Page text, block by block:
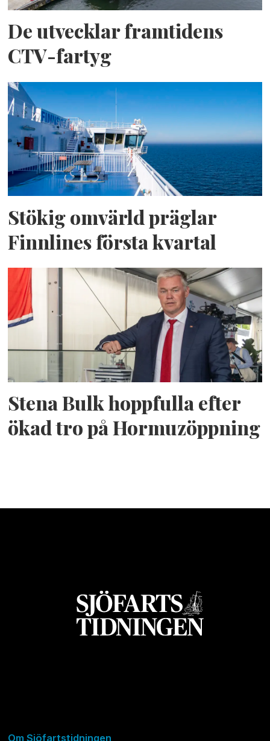
De utvecklar framtidens
CTV-fartyg
Stökig omvärld präglar
Finnlines första kvartal
Stena Bulk hoppfulla efter
ökad tro på Hormuzöppning
Om Sjöfartstidningen